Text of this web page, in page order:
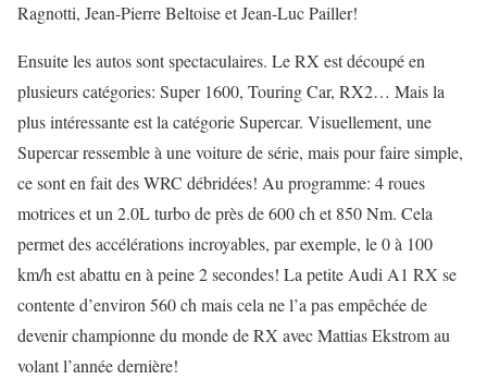
Ragnotti, Jean-Pierre Beltoise et Jean-Luc Pailler!
Ensuite les autos sont spectaculaires. Le RX est découpé en
plusieurs catégories: Super 1600, Touring Car, RX2… Mais la
plus intéressante est la catégorie Supercar. Visuellement, une
Supercar ressemble à une voiture de série, mais pour faire simple,
ce sont en fait des WRC débridées! Au programme: 4 roues
motrices et un 2.0L turbo de près de 600 ch et 850 Nm. Cela
permet des accélérations incroyables, par exemple, le 0 à 100
km/h est abattu en à peine 2 secondes! La petite Audi A1 RX se
contente d’environ 560 ch mais cela ne l’a pas empêchée de
devenir championne du monde de RX avec Mattias Ekstrom au
volant l’année dernière!